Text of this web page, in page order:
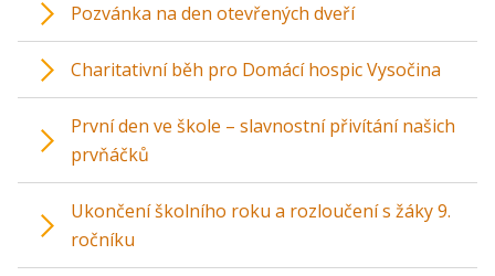
Pozvánka na den otevřených dveří
Charitativní běh pro Domácí hospic Vysočina
První den ve škole – slavnostní přivítání našich
prvňáčků
Ukončení školního roku a rozloučení s žáky 9.
ročníku